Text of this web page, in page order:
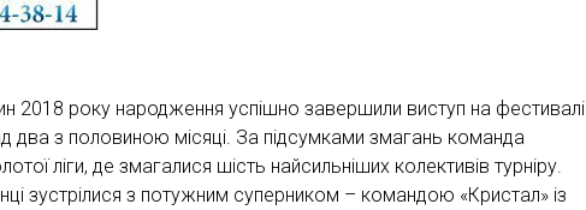
року народження успішно завершили виступ на фестивалі
два з половиною місяці. За підсумками змагань команда
ліги, де змагалися шість найсильніших колективів турніру.
зустрілися з потужним суперником – командою «Кристал» із